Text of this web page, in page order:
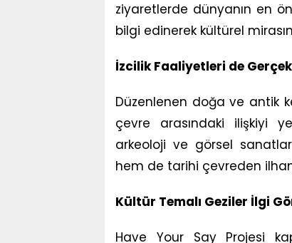
ziyaretlerde dünyanın en
bilgi edinerek kültürel
İzcilik Faaliyetleri de
Düzenlenen doğa ve antik
çevre arasındaki ilişkiyi
arkeoloji ve görsel
hem de tarihi çevreden
Kültür Temalı Geziler İlgi
Have Your Say Projesi